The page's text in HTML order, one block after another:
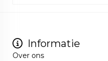
Informatie
Over ons